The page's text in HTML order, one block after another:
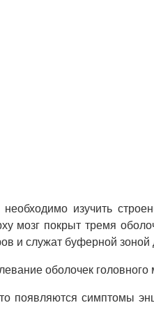
изучить
мозг покрыт тремя
и служат буферной
оболочек головного
появляются симптомы